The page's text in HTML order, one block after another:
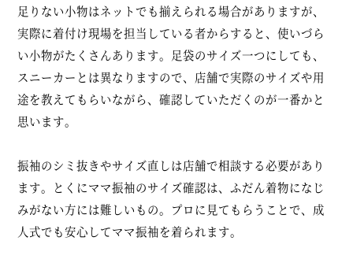
足りない小物はネットでも揃えられる場合がありますが、
実際に着付け現場を担当している者からすると、使いづら
い小物がたくさんあります。足袋のサイズ一つにしても、
スニーカーとは異なりますので、店舗で実際のサイズや用
途を教えてもらいながら、確認していただくのが一番かと
思います。
振袖のシミ抜きやサイズ直しは店舗で相談する必要があり
ます。とくにママ振袖のサイズ確認は、ふだん着物になじ
みがない方には難しいもの。プロに見てもらうことで、成
人式でも安心してママ振袖を着られます。